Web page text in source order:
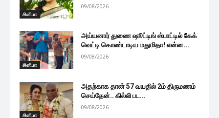
சினிமா
09/08/2026
சினிமா
அய்யனார் துணை ஷூட்டிங் ஸ்பாட்டில் கேக்
வெட்டி கொண்டாடிய மதுமிதா! என்ன...
09/08/2026
சினிமா
அதற்காக தான் 57 வயதில் 2ம் திருமணம்
செய்தேன்.. கில்லி பட...
09/08/2026